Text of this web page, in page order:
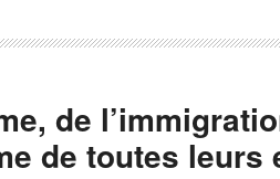
de
de toutes leurs